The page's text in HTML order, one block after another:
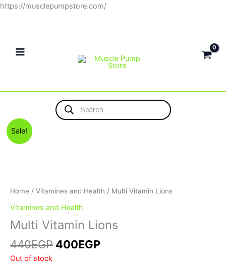
https://musclepumpstore.com/Skip
Products
search
Sale!
Home / Vitamines and Health / Multi Vitamin Lions
Vitamines and Health
Multi Vitamin Lions
440EGP 400EGP
Out of stock